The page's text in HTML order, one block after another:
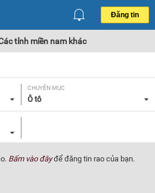
Đăng tin
tỉnh miền nam khác
CHUYÊN MỤC
Ô tô
Bấm vào đâyđể đăng tin rao của bạn.